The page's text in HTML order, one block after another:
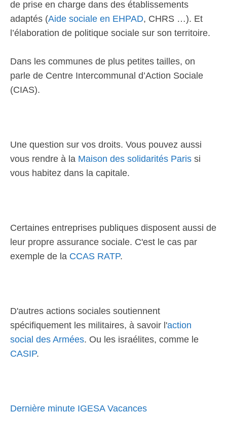
de prise en charge dans des établissements
adaptés (Aide sociale en EHPAD, CHRS …). Et
l’élaboration de politique sociale sur son territoire.
Dans les communes de plus petites tailles, on
parle de Centre Intercommunal d’Action Sociale
(CIAS).
Une question sur vos droits. Vous pouvez aussi
vous rendre à la Maison des solidarités Paris si
vous habitez dans la capitale.
Certaines entreprises publiques disposent aussi de
leur propre assurance sociale. C'est le cas par
exemple de la CCAS RATP.
D'autres actions sociales soutiennent
spécifiquement les militaires, à savoir l'action
social des Armées. Ou les israélites, comme le
CASIP.
Dernière minute IGESA Vacances